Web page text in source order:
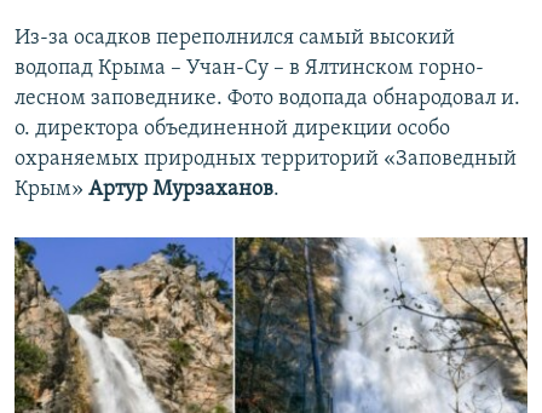
Из-за осадков переполнился самый высокий
водопад Крыма – Учан-Су – в Ялтинском горно-
лесном заповеднике. Фото водопада обнародовал и.
о. директора объединенной дирекции особо
охраняемых природных территорий «Заповедный
Крым» Артур Мурзаханов.